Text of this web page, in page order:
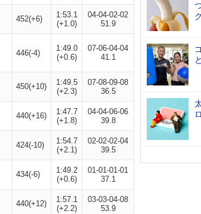
452(+6)
1:53.1
(+1.0)
04-04-02-02
51.9
446(-4)
1:49.0
(+0.6)
07-06-04-04
41.1
450(+10)
1:49.5
(+2.3)
07-08-09-08
36.5
440(+16)
1:47.7
(+1.8)
04-04-06-06
39.8
424(-10)
1:54.7
(+2.1)
02-02-02-04
39.5
434(-6)
1:49.2
(+0.6)
01-01-01-01
37.1
440(+12)
1:57.1
(+2.2)
03-03-04-08
53.9